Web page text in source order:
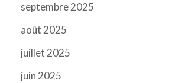
septembre 2025
août 2025
juillet 2025
juin 2025